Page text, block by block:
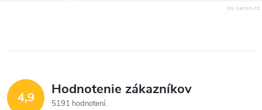
by qeron.cz
4,9 Hodnotenie zákazníkov
5191 hodnotení